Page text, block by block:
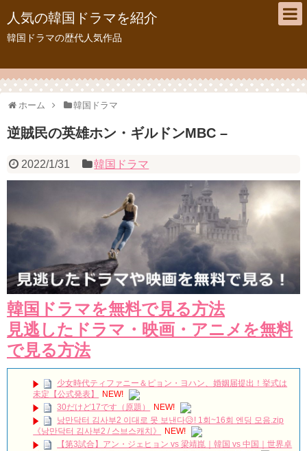
人気の韓国ドラマを紹介
韓国ドラマの歴代人気作品
ホーム 韓国ドラマ
逆賊民の英雄ホン・ギルドンMBC –
2022/1/31 韓国ドラマ
韓国ドラマを無料で見る方法
見逃したドラマ・映画・アニメを無料
で見る方法
少女時代ティファニー＆ピョン・ヨハン、婚姻届提出！挙式は
未定【公式発表】
NEW!
30だけど17です（原題）
NEW!
낭만닥터 김사부2 이대로 못 보낸다😥! 1회~16회 엔딩 모음.zip
《낭만닥터 김사부2 / 스브스캐치》
NEW!
【第3試合】アン・ジェヒョン vs 梁靖崑｜韓国 vs 中国｜世界卓